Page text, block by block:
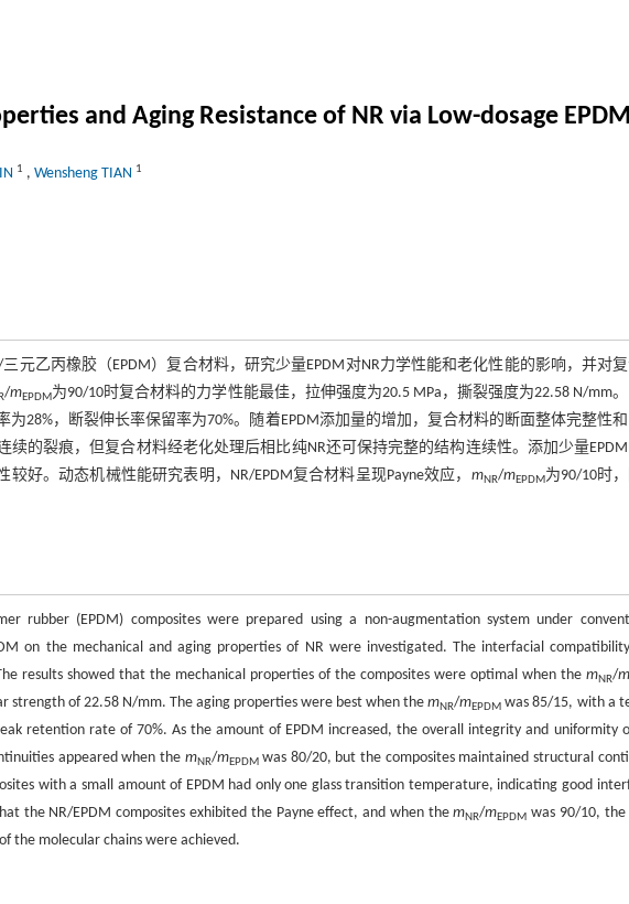
and Aging Resistance of NR via Low-dosage
1 , Wensheng TIAN 1
元乙丙橡胶（EPDM）复合材料，研究少量EPDM对NR力学性能和老化性能的影响，并对
/mEPDM为90/10时复合材料的力学性能最佳，拉伸强度为20.5 MPa，撕裂强度为22.58 N/mm
为28%，断裂伸长率保留率为70%。随着EPDM添加量的增加，复合材料的断面整体完整性
续的裂痕，但复合材料经老化处理后相比纯NR还可保持完整的结构连续性。添加少量
好。动态机械性能研究表明，NR/EPDM复合材料呈现Payne效应， mNR/mEPDM为90/10时
rubber (EPDM) composites were prepared using a non-augmentation system under
on the mechanical and aging properties of NR were investigated. The interfacial
results showed that the mechanical properties of the composites were optimal when the mNR/m
strength of 22.58 N/mm. The aging properties were best when themNR/mEPDM was 85/15, with a
retention rate of 70%. As the amount of EPDM increased, the overall integrity and uniformity
appeared when the mNR/mEPDMwas 80/20, but the composites maintained structural
with a small amount of EPDM had only one glass transition temperature, indicating good
the NR/EPDM composites exhibited the Payne effect, and when themNR/mEPDM was 90/10,
the molecular chains were achieved.